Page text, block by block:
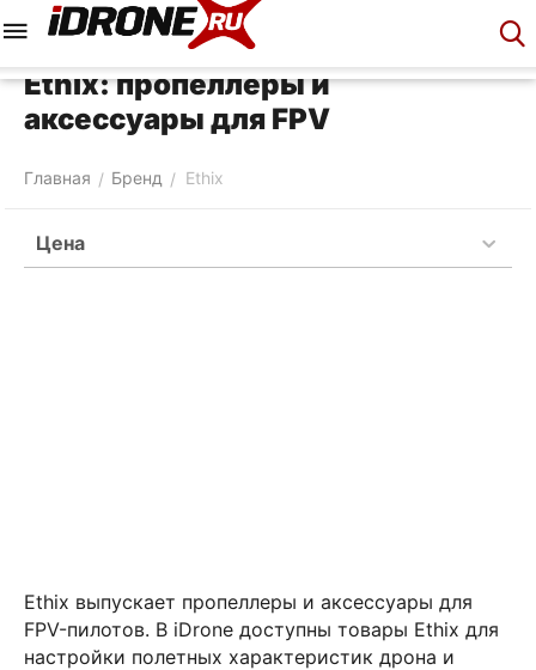
Ethix: пропеллеры и
аксессуары для FPV
Главная / Бренд / Ethix
Цена
Ethix выпускает пропеллеры и аксессуары для
FPV-пилотов. В iDrone доступны товары Ethix для
настройки полетных характеристик дрона и
Корзина